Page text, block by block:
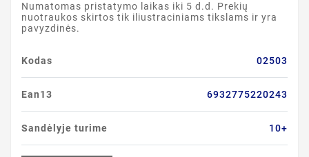
Numatomas pristatymo laikas iki 5 d.d. Prekių
nuotraukos skirtos tik iliustraciniams tikslams ir yra
pavyzdinės.
Kodas 02503
Ean13 6932775220243
Sandėlyje turime 10+